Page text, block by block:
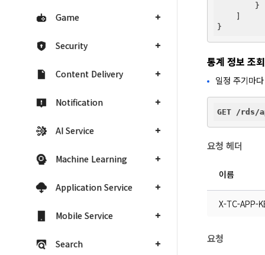
Game
Security
Content Delivery
Notification
AI Service
Machine Learning
Application Service
Mobile Service
Search
        }
    ]
통계 정보 조회
일정 주기마
요청 헤더
이름
X-TC-APP-
요청